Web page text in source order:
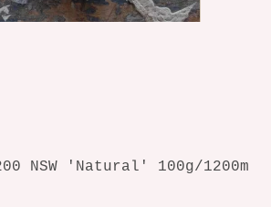
NSW 'Natural' 100g/1200m